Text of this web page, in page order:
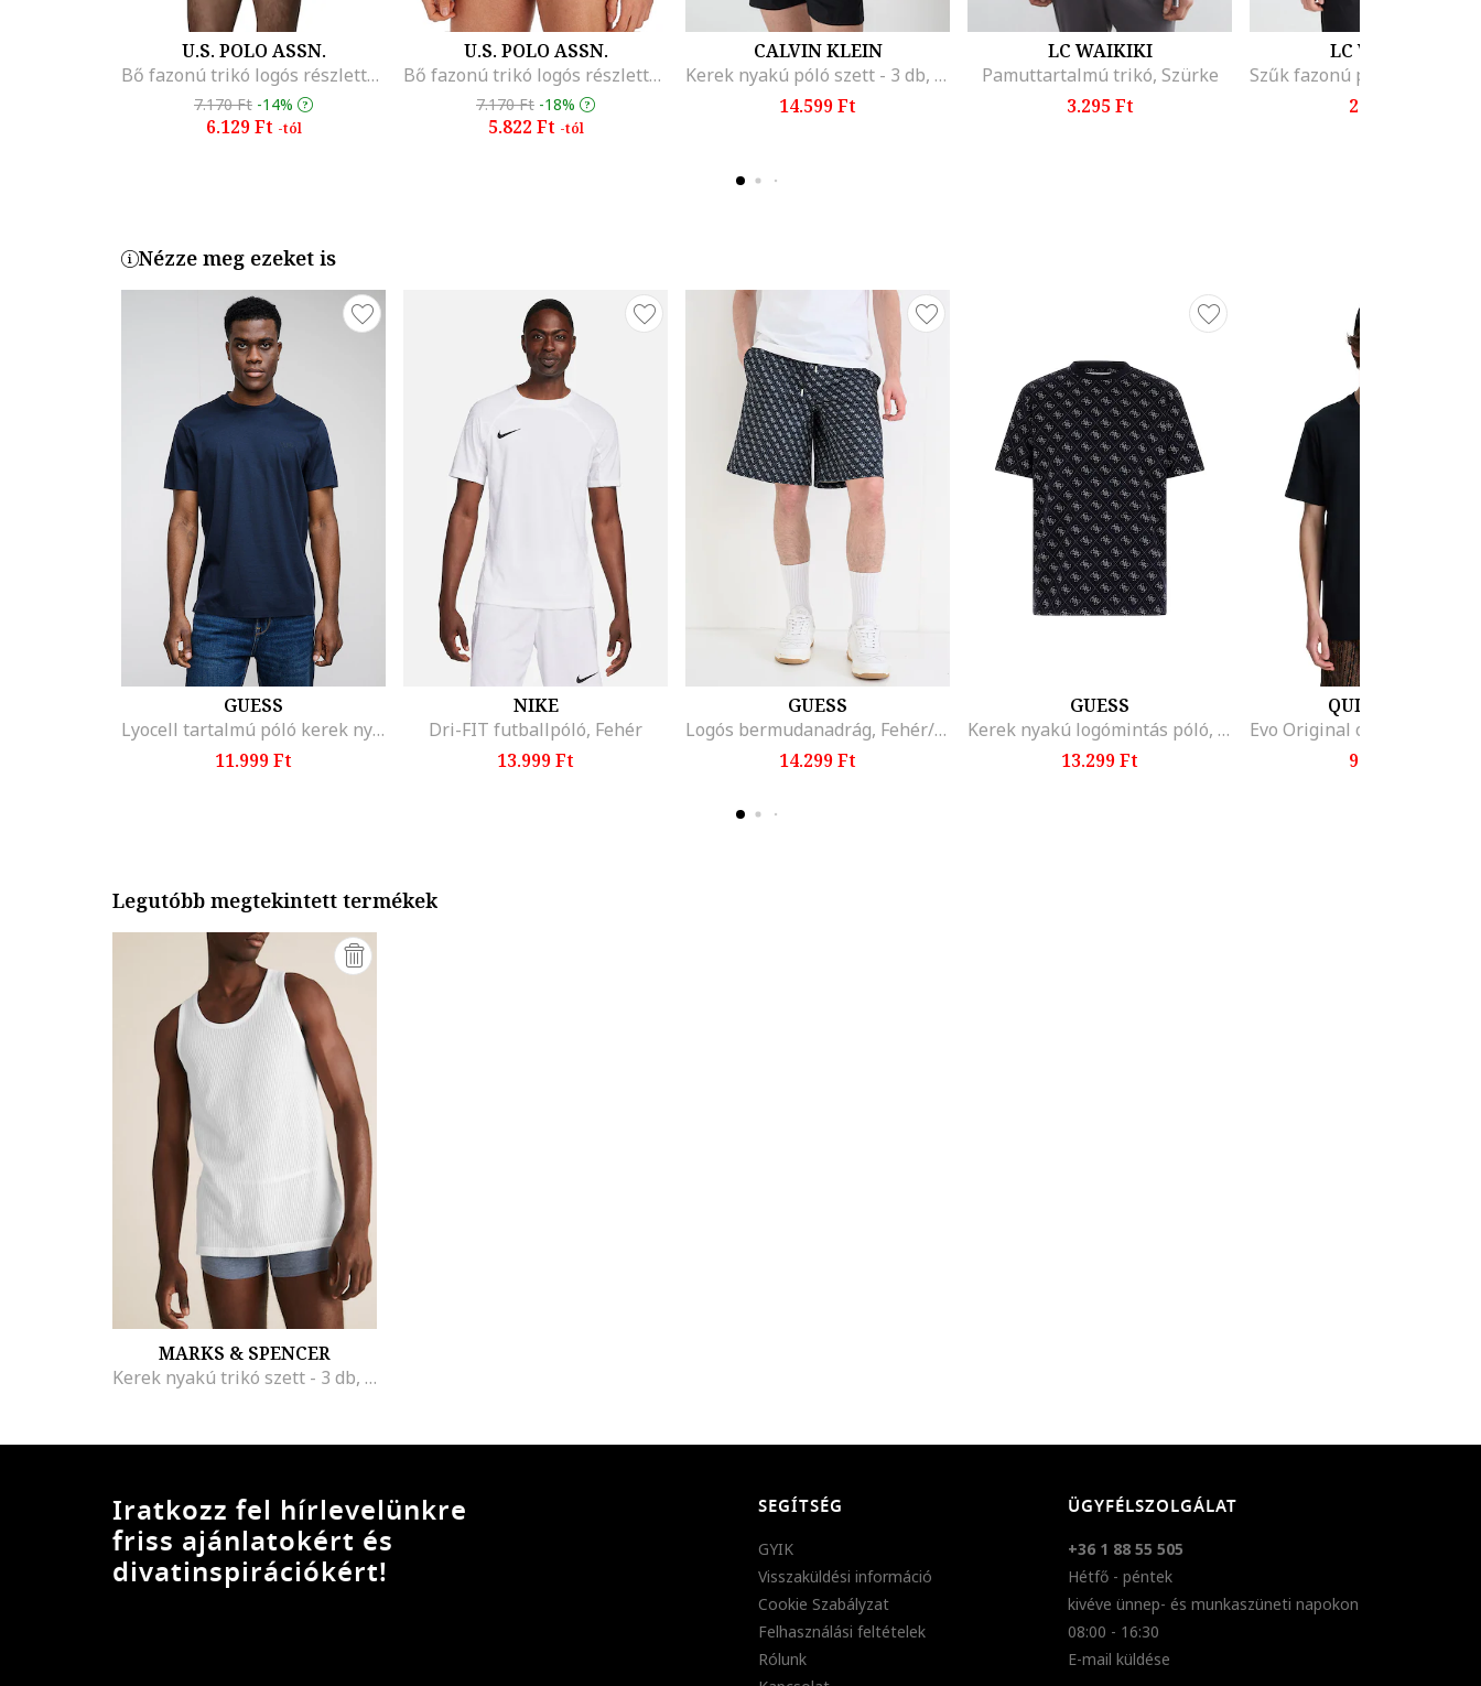
U.S. POLO ASSN.
Bő fazonú trikó logós részlettel, Fehér
7.170 Ft -14%
6.129 Ft -tól
U.S. POLO ASSN.
Bő fazonú trikó logós részlettel, Fekete
7.170 Ft -18%
5.822 Ft -tól
CALVIN KLEIN
Kerek nyakú póló szett - 3 db, Szürke/Azúrkék/Fehér
14.599 Ft
LC WAIKIKI
Pamuttartalmú trikó, Szürke
3.295 Ft
LC WAIKIKI
2.795 Ft
Nézze meg ezeket is
GUESS
Lyocell tartalmú póló kerek nyakrésszel, Sötétkék
11.999 Ft
NIKE
Dri-FIT futballpóló, Fehér
13.999 Ft
GUESS
Logós bermudanadrág, Fehér/Szénszürke
14.299 Ft
GUESS
Kerek nyakú logómintás póló, Fehér/Sötétkék
13.299 Ft
QUIKSILVER
9.999 Ft
Legutóbb megtekintett termékek
MARKS & SPENCER
Kerek nyakú trikó szett - 3 db, Fehér
Iratkozz fel hírlevelünkre
friss ajánlatokért és
divatinspirációkért!
SEGÍTSÉG
GYIK
Visszaküldési információ
Cookie Szabályzat
Felhasználási feltételek
Rólunk
ÜGYFÉLSZOLGÁLAT
+36 1 88 55 505
Hétfő - péntek
kivéve ünnep- és munkaszüneti napokon
08:00 - 16:30
E-mail küldése